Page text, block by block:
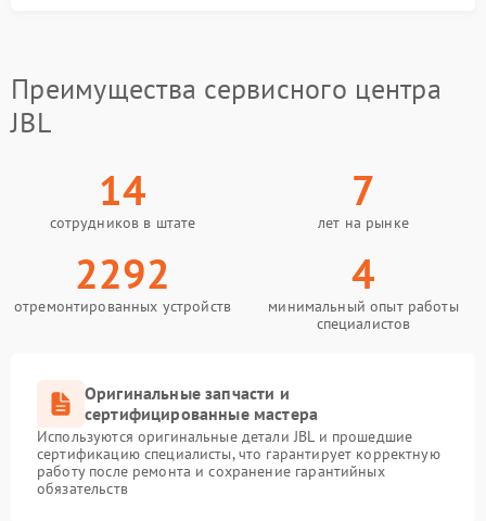
Преимущества сервисного центра
JBL
14
сотрудников в штате
7
лет на рынке
2292
отремонтированных устройств
4
минимальный опыт работы
специалистов
Оригинальные запчасти и
сертифицированные мастера
Используются оригинальные детали JBL и прошедшие
сертификацию специалисты, что гарантирует корректную
работу после ремонта и сохранение гарантийных
обязательств